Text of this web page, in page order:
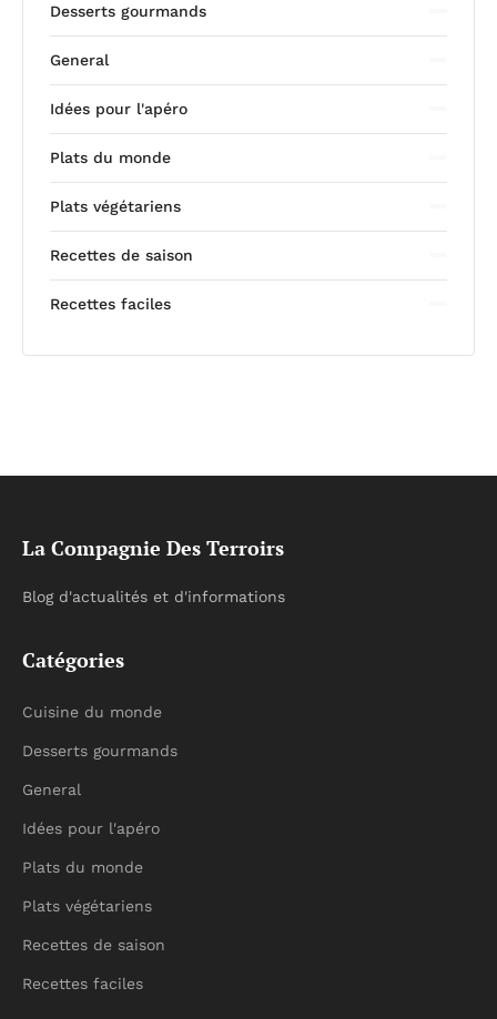
Desserts gourmands
General
Idées pour l'apéro
Plats du monde
Plats végétariens
Recettes de saison
Recettes faciles
La Compagnie Des Terroirs
Blog d'actualités et d'informations
Catégories
Cuisine du monde
Desserts gourmands
General
Idées pour l'apéro
Plats du monde
Plats végétariens
Recettes de saison
Recettes faciles